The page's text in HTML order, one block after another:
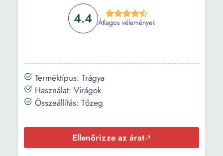
4.4 Átlagos vélemények
Terméktípus: Trágya
Használat: Virágok
Összeállítás: Tőzeg
Ellenőrizze az árat